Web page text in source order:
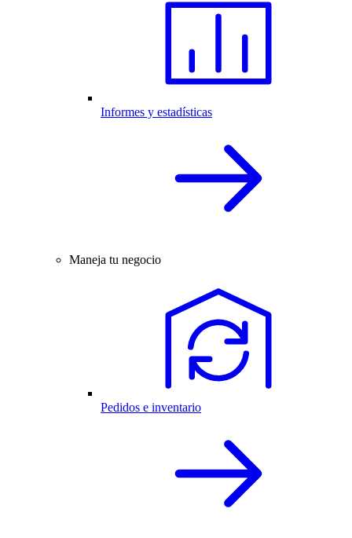
Informes y estadísticas
Maneja tu negocio
Pedidos e inventario